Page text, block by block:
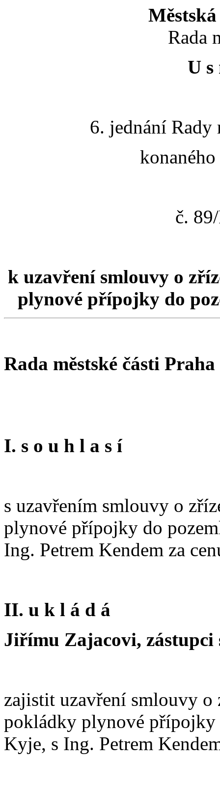
Rada
U s
6. jednání Rady
č.
k uzavření smlouvy o
plynové přípojky do
Rada městské části Praha
I. s o u h l a s í
s uzavřením smlouvy o
plynové přípojky do
Ing. Petrem Kendem za
II. u k l á d á
Jiřímu Zajacovi, zástupci
zajistit uzavření smlouvy o
pokládky plynové přípojky
Kyje, s Ing. Petrem